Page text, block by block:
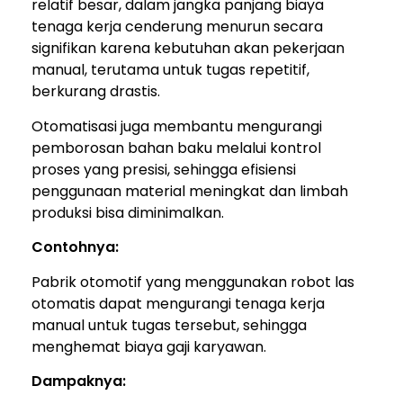
relatif besar, dalam jangka panjang biaya
tenaga kerja cenderung menurun secara
signifikan karena kebutuhan akan pekerjaan
manual, terutama untuk tugas repetitif,
berkurang drastis.
Otomatisasi juga membantu mengurangi
pemborosan bahan baku melalui kontrol
proses yang presisi, sehingga efisiensi
penggunaan material meningkat dan limbah
produksi bisa diminimalkan.
Contohnya:
Pabrik otomotif yang menggunakan robot las
otomatis dapat mengurangi tenaga kerja
manual untuk tugas tersebut, sehingga
menghemat biaya gaji karyawan.
Dampaknya: